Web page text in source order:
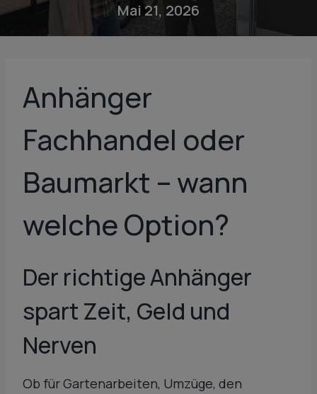
Mai 21, 2026
Anhänger
Fachhandel oder
Baumarkt – wann
welche Option?
Der richtige Anhänger
spart Zeit, Geld und
Nerven
Ob für Gartenarbeiten, Umzüge, den